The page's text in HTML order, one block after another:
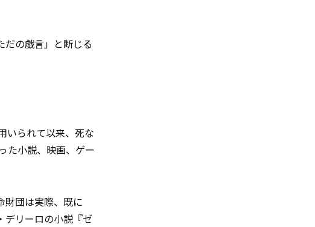
だの戯言」と断じる
いられて以来、死な
た小説、映画、ゲー
財団は実際、既に
デリーロの小説『ゼ